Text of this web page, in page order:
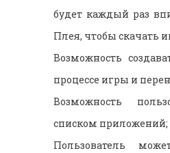
будет каждый раз
Плея, чтобы скачать
Возможность
процессе игры и
Возможность
списком приложений;
Пользователь